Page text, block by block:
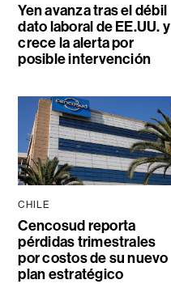
Yen avanza tras el débil
dato laboral de EE.UU. y
crece la alerta por
posible intervención
CHILE
Cencosud reporta
pérdidas trimestrales
por costos de su nuevo
plan estratégico